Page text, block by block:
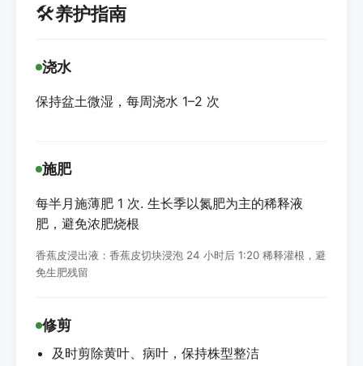
🛠️养护指南
浇水
保持盆土微湿，每周浇水 1–2 次
施肥
每半月施薄肥 1 次. 生长季以氮肥为主的稀释液
肥，避免浓肥烧根
香蕉皮浸出液：香蕉皮切块浸泡 24 小时后 1:20 稀释灌根，避
免生肥残留
修剪
及时剪除黄叶、病叶，保持株型整洁